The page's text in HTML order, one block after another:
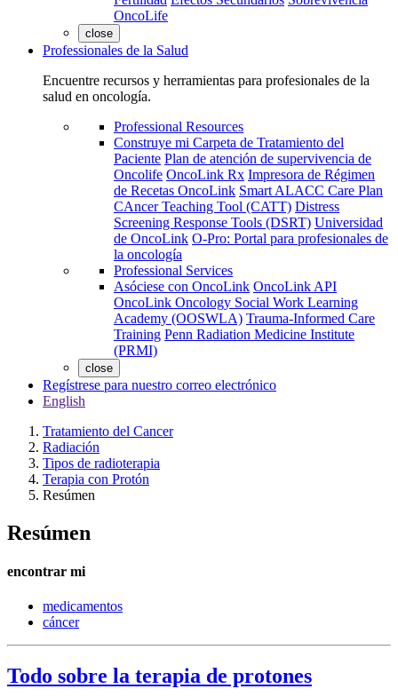
OncoLife
close
Professionales de la Salud
Encuentre recursos y herramientas para profesionales de la
salud en oncología.
Professional Resources
Construye mi Carpeta de Tratamiento del
Paciente Plan de atención de supervivencia de
Oncolife OncoLink Rx Impresora de Régimen
de Recetas OncoLink Smart ALACC Care Plan
CAncer Teaching Tool (CATT) Distress
Screening Response Tools (DSRT) Universidad
de OncoLink O-Pro: Portal para profesionales de
la oncología
Professional Services
Asóciese con OncoLink OncoLink API
OncoLink Oncology Social Work Learning
Academy (OOSWLA) Trauma-Informed Care
Training Penn Radiation Medicine Institute
(PRMI)
close
Regístrese para nuestro correo electrónico
English
Tratamiento del Cancer
Radiación
Tipos de radioterapia
Terapia con Protón
Resúmen
Resúmen
encontrar mi
medicamentos
cáncer
Todo sobre la terapia de protones